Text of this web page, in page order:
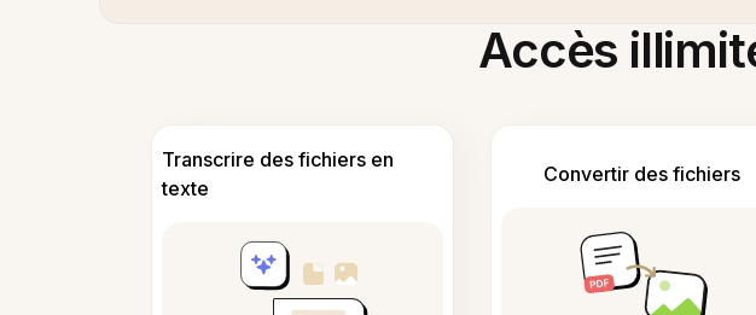
Accès
Transcrire des fichiers en
texte
Convertir des fichiers